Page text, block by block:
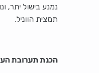
נמנע בישול יתר,
תמצית הווניל.
הכנת תערובת